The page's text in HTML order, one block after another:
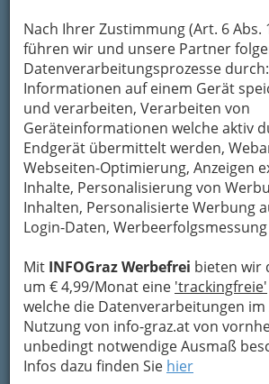
Nach Ihrer Zustimmung (Art. 6 Abs.
führen wir und unsere Partner
Datenverarbeitungsprozesse durch:
Informationen auf einem Gerät
und verarbeiten, Verarbeiten von
Geräteinformationen welche aktiv
Endgerät übermittelt werden,
Webseiten-Optimierung, Anzeigen
Inhalte, Personalisierung von
Inhalten, Personalisierte Werbung
Login-Daten, Werbeerfolgsmessung
Mit INFOGraz Werbefrei bieten wir
um € 4,99/Monat eine 'trackingfreie'
welche die Datenverarbeitungen
Nutzung von info-graz.at von
unbedingt notwendige Ausmaß
Infos dazu finden Sie hier
Bezirksauswahl
Professionelle Baumpflege
Rüdisser - Baumkletterer,
Baumschnitt, Bäume fällen
Kasernenstraße 2, 8350
Fehring
+43 680 3241 600
Neugierig?
Baumpflege Florian ist ein Fachbetrieb
Baumpflanzung, über den richtigen
hin zu Fällungen und
gerne vorbei und lerne Sie und ihre